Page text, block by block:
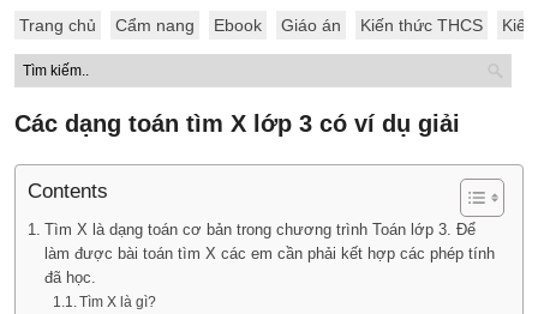
Trang chủ Cẩm nang Ebook Giáo án Kiến thức THCS
Các dạng toán tìm X lớp 3 có ví dụ giải
Contents
Tìm X là dạng toán cơ bản trong chương trình Toán lớp 3. Để
làm được bài toán tìm X các em cần phải kết hợp các phép tính
đã học.
Tìm X là gì?